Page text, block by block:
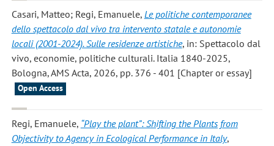
Casari, Matteo; Regi, Emanuele, Le politiche contemporanee
dello spettacolo dal vivo tra intervento statale e autonomie
locali (2001-2024). Sulle residenze artistiche, in: Spettacolo dal
vivo, economie, politiche culturali. Italia 1840-2025,
Bologna, AMS Acta, 2026, pp. 376 - 401 [Chapter or essay]
Open Access
Regi, Emanuele, “Play the plant”: Shifting the Plants from
Objectivity to Agency in Ecological Performance in Italy,